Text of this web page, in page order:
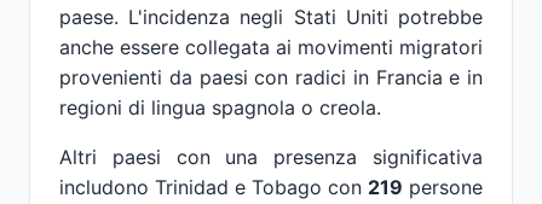
paese. L'incidenza negli Stati Uniti potrebbe
anche essere collegata ai movimenti migratori
provenienti da paesi con radici in Francia e in
regioni di lingua spagnola o creola.
Altri paesi con una presenza significativa
includono Trinidad e Tobago con 219 persone